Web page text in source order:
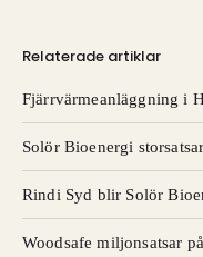
Relaterade artiklar
Fjärrvärmeanläggning i
Solör Bioenergi
Rindi Syd blir Solör
Woodsafe miljonsatsar